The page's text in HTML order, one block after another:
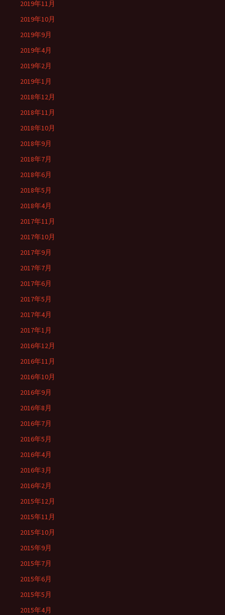
2019年11月
2019年10月
2019年9月
2019年4月
2019年2月
2019年1月
2018年12月
2018年11月
2018年10月
2018年9月
2018年7月
2018年6月
2018年5月
2018年4月
2017年11月
2017年10月
2017年9月
2017年7月
2017年6月
2017年5月
2017年4月
2017年1月
2016年12月
2016年11月
2016年10月
2016年9月
2016年8月
2016年7月
2016年5月
2016年4月
2016年3月
2016年2月
2015年12月
2015年11月
2015年10月
2015年9月
2015年7月
2015年6月
2015年5月
2015年4月